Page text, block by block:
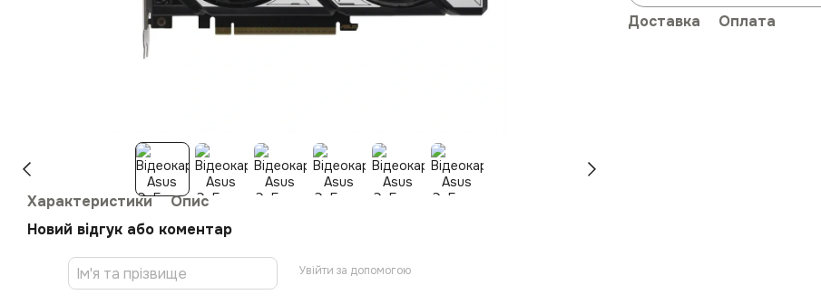
Характеристики
Опис
Новий відгук або коментар
Увійти за допомогою
Доставка Оплата